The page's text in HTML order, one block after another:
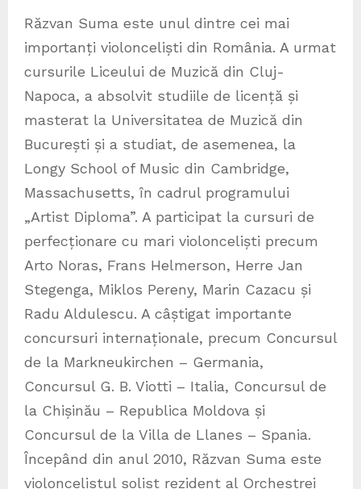
Răzvan Suma este unul dintre cei mai
importanți violonceliști din România. A urmat
cursurile Liceului de Muzică din Cluj-
Napoca, a absolvit studiile de licență și
masterat la Universitatea de Muzică din
București și a studiat, de asemenea, la
Longy School of Music din Cambridge,
Massachusetts, în cadrul programului
„Artist Diploma”. A participat la cursuri de
perfecționare cu mari violonceliști precum
Arto Noras, Frans Helmerson, Herre Jan
Stegenga, Miklos Pereny, Marin Cazacu și
Radu Aldulescu. A câștigat importante
concursuri internaționale, precum Concursul
de la Markneukirchen – Germania,
Concursul G. B. Viotti – Italia, Concursul de
la Chișinău – Republica Moldova și
Concursul de la Villa de Llanes – Spania.
Începând din anul 2010, Răzvan Suma este
violoncelistul solist rezident al Orchestrei